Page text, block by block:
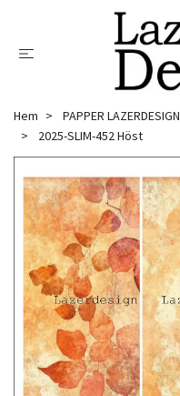
Hem PAPPER LAZERDESIGN
2025-SLIM-452 Höst